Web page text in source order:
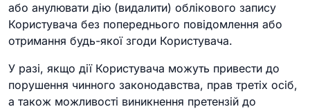
або анулювати дію (видалити) облікового запису
Користувача без попереднього повідомлення або
отримання будь-якої згоди Користувача.
У разі, якщо дії Користувача можуть привести до
порушення чинного законодавства, прав третіх осіб,
а також можливості виникнення претензій до